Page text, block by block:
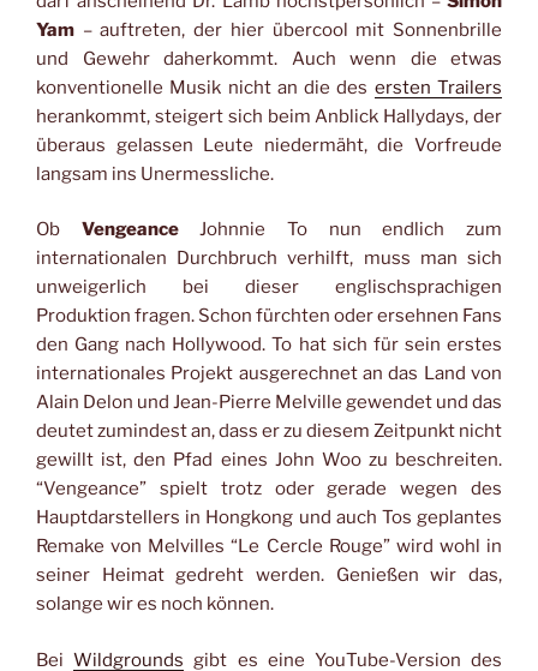
Yam – auftreten, der hier übercool mit Sonnenbrille
und Gewehr daherkommt. Auch wenn die etwas
konventionelle Musik nicht an die des ersten Trailers
herankommt, steigert sich beim Anblick Hallydays, der
überaus gelassen Leute niedermäht, die Vorfreude
langsam ins Unermessliche.
Ob VengeanceJohnnie To nun endlich zum
internationalen Durchbruch verhilft, muss man sich
unweigerlich bei dieser englischsprachigen
Produktion fragen. Schon fürchten oder ersehnen Fans
den Gang nach Hollywood. To hat sich für sein erstes
internationales Projekt ausgerechnet an das Land von
Alain Delon und Jean-Pierre Melville gewendet und das
deutet zumindest an, dass er zu diesem Zeitpunkt nicht
gewillt ist, den Pfad eines John Woo zu beschreiten.
“Vengeance” spielt trotz oder gerade wegen des
Hauptdarstellers in Hongkong und auch Tos geplantes
Remake von Melvilles “Le Cercle Rouge” wird wohl in
seiner Heimat gedreht werden. Genießen wir das,
solange wir es noch können.
BeiWildgrounds gibt es eine YouTube-Version des